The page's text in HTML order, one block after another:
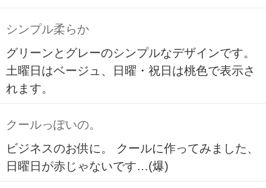
シンプル柔らか
グリーンとグレーのシンプルなデザインです。
土曜日はベージュ、日曜・祝日は桃色で表示さ
れます。
クールっぽいの。
ビジネスのお供に。 クールに作ってみました、
日曜日が赤じゃないです…(爆)